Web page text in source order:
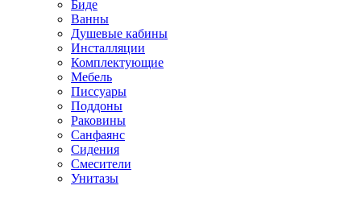
Биде
Ванны
Душевые кабины
Инсталляции
Комплектующие
Мебель
Писсуары
Поддоны
Раковины
Санфаянс
Сидения
Смесители
Унитазы